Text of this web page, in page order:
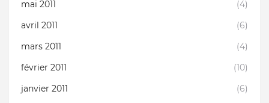
mai 2011
(4)
avril 2011
(6)
mars 2011
(4)
février 2011
(10)
janvier 2011
(6)